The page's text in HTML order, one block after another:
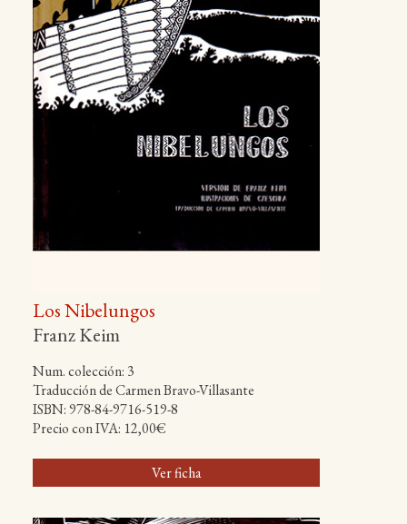
Los Nibelungos
Franz Keim
Num. colección: 3
Traducción de Carmen Bravo-Villasante
ISBN: 978-84-9716-519-8
Precio con IVA: 12,00€
Ver ficha